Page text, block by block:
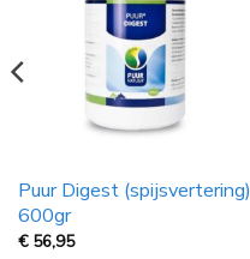
Puur Digest (spijsvertering)
600gr
€ 56,95